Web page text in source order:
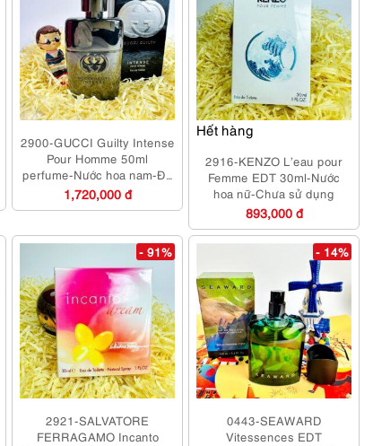
2900-GUCCI Guilty Intense
Pour Homme 50ml
perfume-Nước hoa nam-Đã
sử dụng
1,720,000 đ
Hết hàng
2916-KENZO L’eau pour
Femme EDT 30ml-Nước
hoa nữ-Chưa sử dụng
893,000 đ
- 91%
2921-SALVATORE
FERRAGAMO Incanto
- 14%
0443-SEAWARD
Vitessences EDT